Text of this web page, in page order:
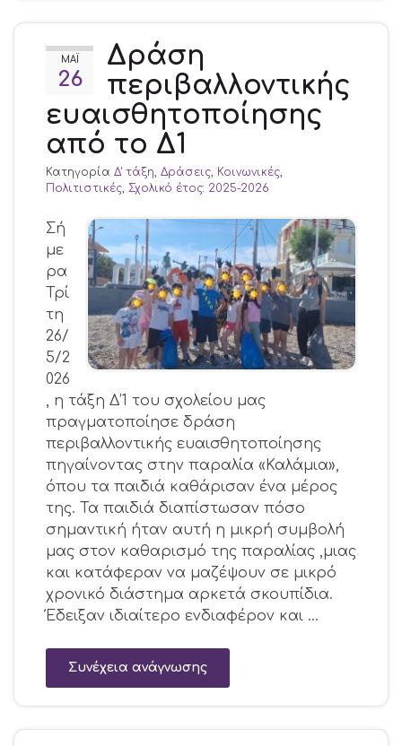
ΜΆΙ
26
Δράση
περιβαλλοντικής
ευαισθητοποίησης
από το Δ1
Κατηγορία Δ' τάξη, Δράσεις, Κοινωνικές,
Πολιτιστικές, Σχολικό έτος: 2025-2026
Σή
με
ρα
Τρί
τη
26/
5/2
026
, η τάξη Δ’1 του σχολείου μας
πραγματοποίησε δράση
περιβαλλοντικής ευαισθητοποίησης
πηγαίνοντας στην παραλία «Καλάμια»,
όπου τα παιδιά καθάρισαν ένα μέρος
της. Τα παιδιά διαπίστωσαν πόσο
σημαντική ήταν αυτή η μικρή συμβολή
μας στον καθαρισμό της παραλίας ,μιας
και κατάφεραν να μαζέψουν σε μικρό
χρονικό διάστημα αρκετά σκουπίδια.
Έδειξαν ιδιαίτερο ενδιαφέρον και …
Συνέχεια ανάγνωσης